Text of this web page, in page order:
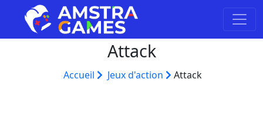
Attack
Accueil Jeux d'action Attack